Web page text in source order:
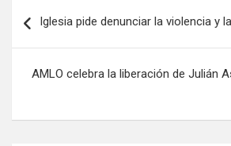
de
Iglesia pide denunciar la violencia y
AMLO celebra la liberación de Julián